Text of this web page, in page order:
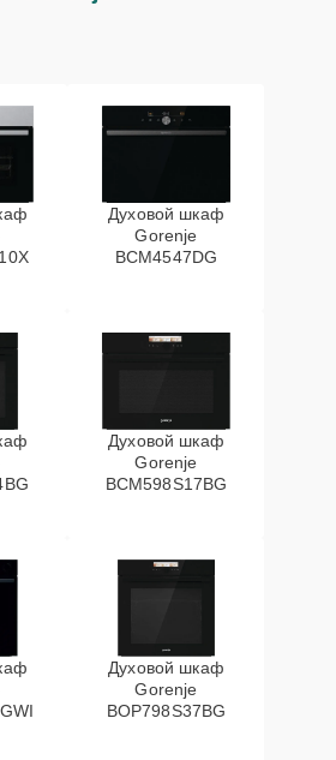
Духовой шкаф
Gorenje
BCM4547DG
Духовой шкаф
Gorenje
BCM598S17BG
Духовой шкаф
Gorenje
BOP798S37BG